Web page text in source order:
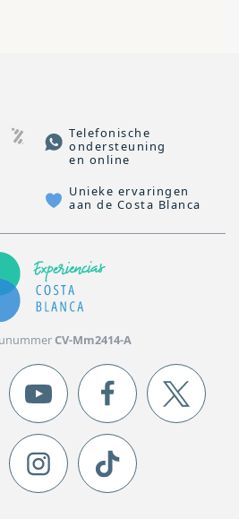
Telefonische
ondersteuning
en online
Unieke ervaringen
aan de Costa Blanca
CV-Mm2414-A